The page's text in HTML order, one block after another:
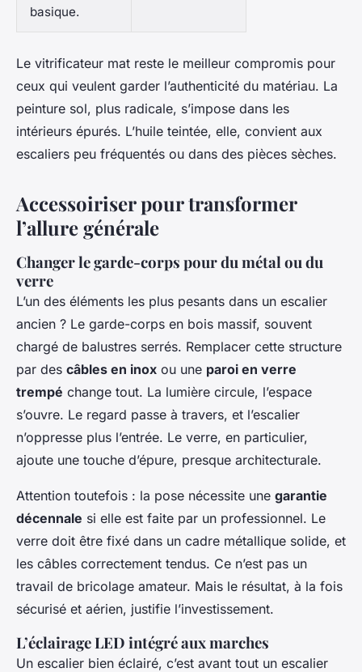
basique.
Le vitrificateur mat reste le meilleur compromis pour
ceux qui veulent garder l’authenticité du matériau. La
peinture sol, plus radicale, s’impose dans les
intérieurs épurés. L’huile teintée, elle, convient aux
escaliers peu fréquentés ou dans des pièces sèches.
Accessoiriser pour transformer
l’allure générale
Changer le garde-corps pour du métal ou du
verre
L’un des éléments les plus pesants dans un escalier
ancien ? Le garde-corps en bois massif, souvent
chargé de balustres serrés. Remplacer cette structure
par des câbles en inox ou une paroi en verre
trempé change tout. La lumière circule, l’espace
s’ouvre. Le regard passe à travers, et l’escalier
n’oppresse plus l’entrée. Le verre, en particulier,
ajoute une touche d’épure, presque architecturale.
Attention toutefois : la pose nécessite une garantie
décennale si elle est faite par un professionnel. Le
verre doit être fixé dans un cadre métallique solide, et
les câbles correctement tendus. Ce n’est pas un
travail de bricolage amateur. Mais le résultat, à la fois
sécurisé et aérien, justifie l’investissement.
L’éclairage LED intégré aux marches
Un escalier bien éclairé, c’est avant tout un escalier